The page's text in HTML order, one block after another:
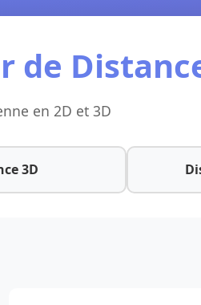
de
en 2D et 3D
3D